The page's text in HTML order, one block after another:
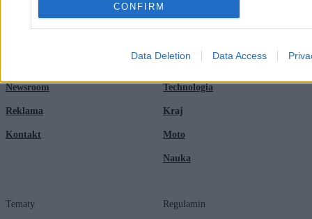
CONFIRM
Data Deletion Data Access
Newsroom
Reklama
Kontakt
Technologia
Kraj
Moto
Nauka
Tematy Regulamin